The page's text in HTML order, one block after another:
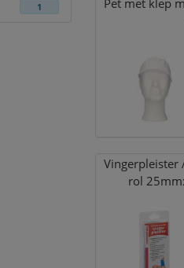
1
Pet met klep
Vingerpleister
rol